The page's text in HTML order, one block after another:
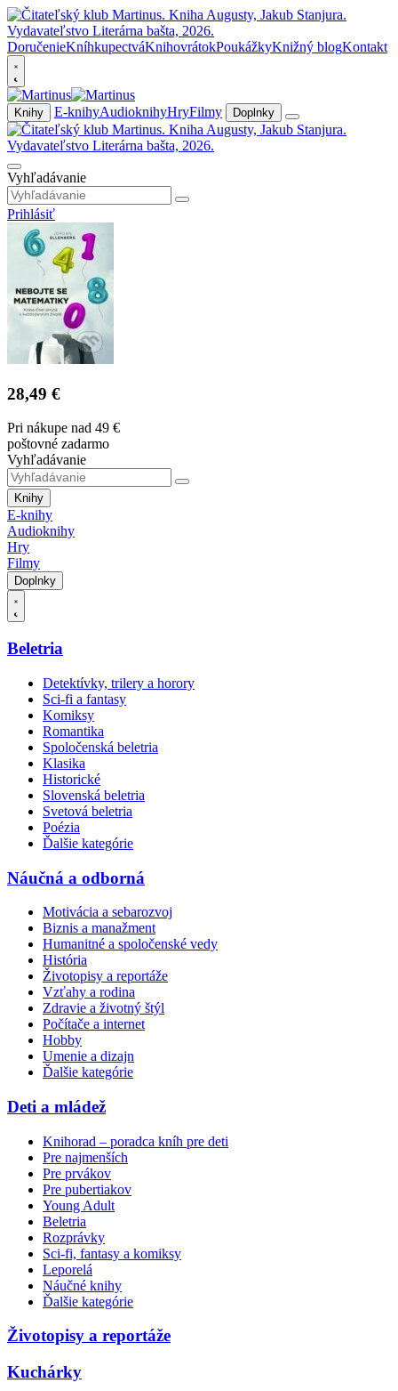
DoručenieKníhkupectváKnihovrátokPoukážkyKnižný blogKontakt
Knihy E-knihyAudioknihyHryFilmy Doplnky
Vyhľadávanie
Prihlásiť
28,49 €
Pri nákupe nad 49 €
poštovné zadarmo
Vyhľadávanie
Knihy
E-knihy
Audioknihy
Hry
Filmy
Doplnky
Beletria
Detektívky, trilery a horory
Sci-fi a fantasy
Komiksy
Romantika
Spoločenská beletria
Klasika
Historické
Slovenská beletria
Svetová beletria
Poézia
Ďalšie kategórie
Náučná a odborná
Motivácia a sebarozvoj
Biznis a manažment
Humanitné a spoločenské vedy
História
Životopisy a reportáže
Vzťahy a rodina
Zdravie a životný štýl
Počítače a internet
Hobby
Umenie a dizajn
Ďalšie kategórie
Deti a mládež
Knihorad – poradca kníh pre deti
Pre najmenších
Pre prvákov
Pre pubertiakov
Young Adult
Beletria
Rozprávky
Sci-fi, fantasy a komiksy
Leporelá
Náučné knihy
Ďalšie kategórie
Životopisy a reportáže
Kuchárky